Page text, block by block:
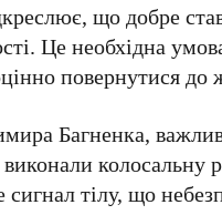
що добре
Це необхідна
повернутися до
Багненка,
виконали
сигнал тілу, що